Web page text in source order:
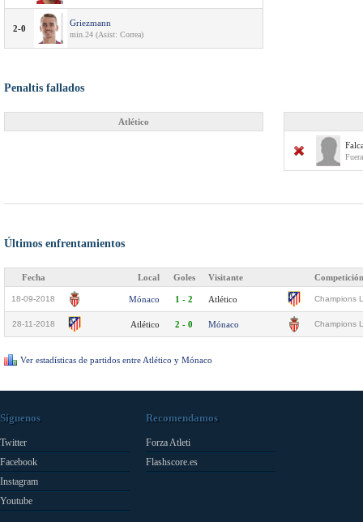
2-0
Griezmann
min.24 (Asist: Correa)
Penaltis fallados
Atlético
Últimos enfrentamientos
Fecha Local Goles Visitante Competición
18-09-2018 Mónaco 1 - 2 Atlético Champions
28-11-2018 Atlético 2 - 0 Mónaco Champions
Ver estadísticas de partidos entre Atlético y Mónaco
Síguenos
Twitter
Facebook
Instagram
Youtube
Recomendamos
Forza Atleti
Flashscore.es